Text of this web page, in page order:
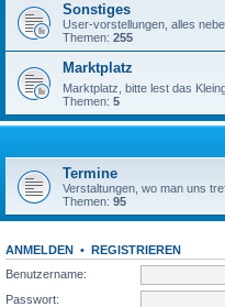
Sonstiges
User-vorstellungen, alles
Themen: 255
Marktplatz
Marktplatz, bitte lest das
Themen: 5
Termine
Verstaltungen, wo man uns
Themen: 95
ANMELDEN • REGISTRIEREN
Benutzername:
Passwort: